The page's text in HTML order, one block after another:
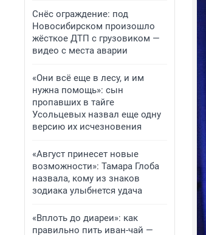
Снёс ограждение: под
Новосибирском произошло
жёсткое ДТП с грузовиком —
видео с места аварии
«Они всё еще в лесу, и им
нужна помощь»: сын
пропавших в тайге
Усольцевых назвал еще одну
версию их исчезновения
«Август принесет новые
возможности»: Тамара Глоба
назвала, кому из знаков
зодиака улыбнется удача
«Вплоть до диареи»: как
правильно пить иван-чай —